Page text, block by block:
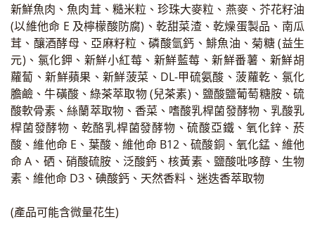
新鮮魚肉、魚肉茸、糙米粒、珍珠大麥粒、燕麥、芥花籽油
(以維他命 E 及檸檬酸防腐)、乾甜菜渣、乾燥蛋製品、南瓜
茸、釀酒酵母、亞麻籽粒、磷酸氫鈣、鯡魚油、菊糖 (益生
元)、氯化鉀、新鮮小紅莓、新鮮藍莓、新鮮番薯、新鮮胡
蘿蔔、新鮮蘋果、新鮮菠菜、DL-甲硫氨酸、菠蘿乾、氯化
膽鹼、牛磺酸、綠茶萃取物 (兒茶素)、鹽酸鹽葡萄糖胺、硫
酸軟骨素、絲蘭萃取物、香菜、嗜酸乳桿菌發酵物、乳酸乳
桿菌發酵物、乾酪乳桿菌發酵物、硫酸亞鐵、氧化鋅、菸
酸、維他命 E、葉酸、維他命 B12、硫酸銅、氧化錳、維他
命 A、硒、硝酸硫胺、泛酸鈣、核黃素、鹽酸吡哆醇、生物
素、維他命 D3、碘酸鈣、天然香料、迷迭香萃取物
(產品可能含微量花生)